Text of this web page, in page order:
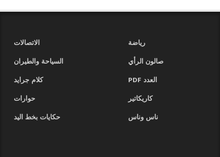
رياضة
الاتصالات
صالون الرأي
السياحة والطيران
العدد PDF
كلام جرايد
كاريكاتير
حوارات
ناس وناس
حكايات بخط اليد